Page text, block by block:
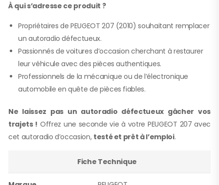
À qui s’adresse ce produit ?
Propriétaires de PEUGEOT 207 (2010) souhaitant remplacer
un autoradio défectueux.
Passionnés de voitures d’occasion cherchant à restaurer
leur véhicule avec des pièces authentiques.
Professionnels de la mécanique ou de l’électronique
automobile en quête de pièces fiables.
Ne laissez pas un autoradio défectueux gâcher vos
trajets ! Offrez une seconde vie à votre PEUGEOT 207 avec
cet autoradio d’occasion, testé et prêt à l’emploi.
Fiche Technique